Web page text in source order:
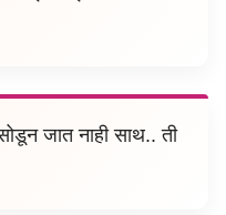
जात नाही साथ.. ती